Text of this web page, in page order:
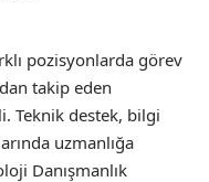
pozisyonlarda görev
takip eden
Teknik destek, bilgi
uzmanlığa
Danışmanlık